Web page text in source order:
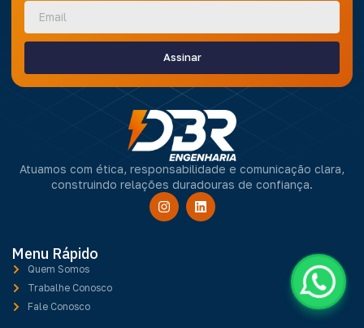
Assinar
Atuamos com ética, responsabilidade e comunicação clara,
construindo relações duradouras de confiança.
Menu Rápido
Quem Somos
Trabalhe Conosco
Fale Conosco